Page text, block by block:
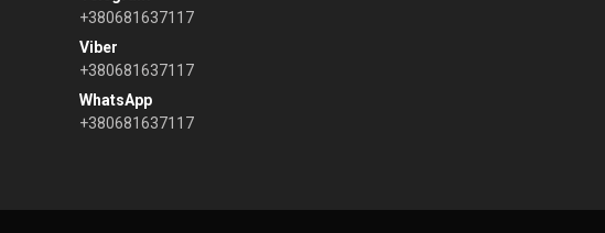
+380681637117
+380681637117
+380681637117